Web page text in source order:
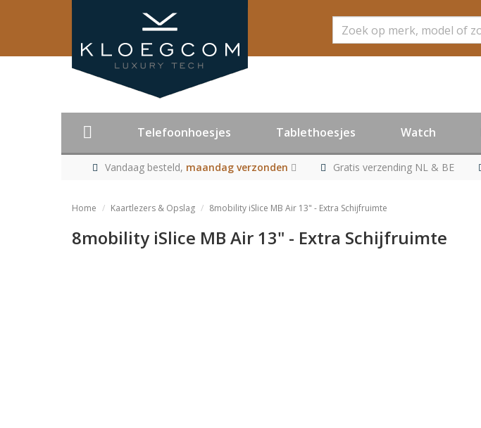
Zoeken
Telefoonhoesjes Tablethoesjes Watch
Vandaag besteld, maandag verzonden Gratis verzending NL & BE
Home Kaartlezers & Opslag 8mobility iSlice MB Air 13" - Extra Schijfruimte
8mobility iSlice MB Air 13" - Extra Schijfruimte